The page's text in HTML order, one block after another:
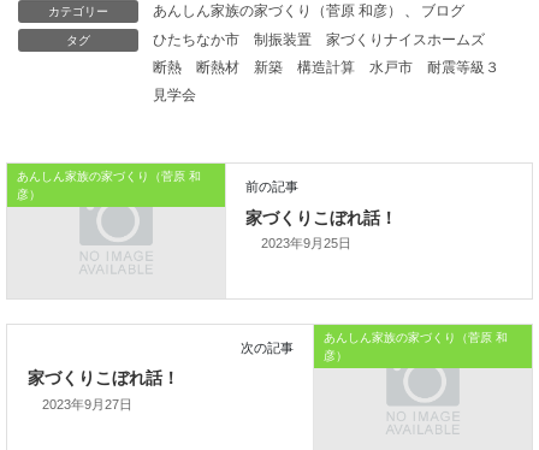
考え方を改めさせられるような
地震にみまわれます。
連日の大きな揺れを計測し、
前震と本震という
新しい言葉で説明しなければならないような
事象が起きました。
本日はこれまでです。
カテゴリー あんしん家族の家づくり（菅原 和彦） 、
ブログ
タグ
ひたちなか市 制振装置
家づくりナイスホームズ
断熱
断熱材 新築 構造計算 水戸市
耐震等級３
見学会
あんしん家族の家づくり（菅原 和
彦）
2023年9月25日
あんしん家族の家づくり（菅原 和
彦）
2023年9月27日